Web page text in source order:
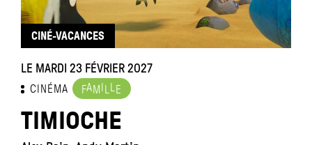
CINÉ-VACANCES
LE MARDI 23 FÉVRIER 2027
CINÉMA FAM E
TIMIOCHE